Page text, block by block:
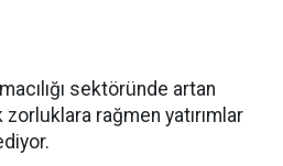
sektöründe artan
rağmen yatırımlar